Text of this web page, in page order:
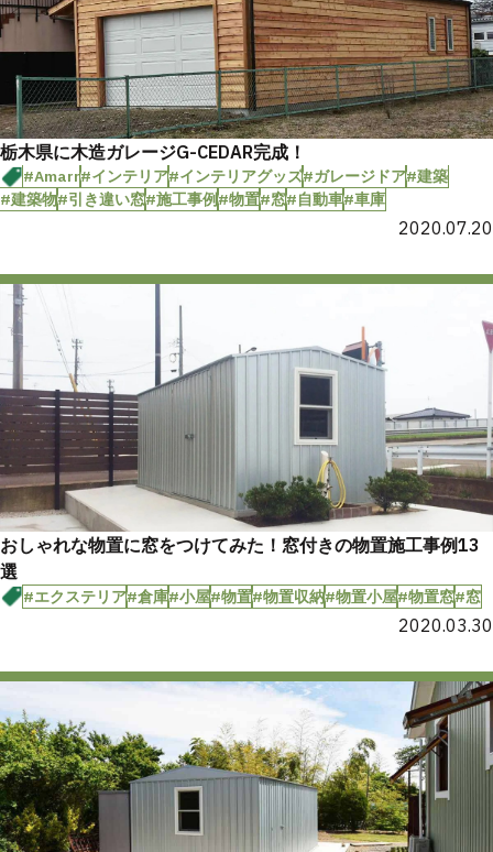
栃木県に木造ガレージG-CEDAR完成！
#Amarr#インテリア#インテリアグッズ#ガレージドア#建築
#建築物#引き違い窓#施工事例#物置#窓#自動車#車庫
2020.07.20
おしゃれな物置に窓をつけてみた！窓付きの物置施工事例13
選
#エクステリア#倉庫#小屋#物置#物置収納#物置小屋#物置窓#窓
2020.03.30